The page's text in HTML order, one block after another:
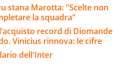
stana Marotta: "Scelte non
la squadra"
record di Diomande
Vinicius rinnova: le cifre
dell'Inter